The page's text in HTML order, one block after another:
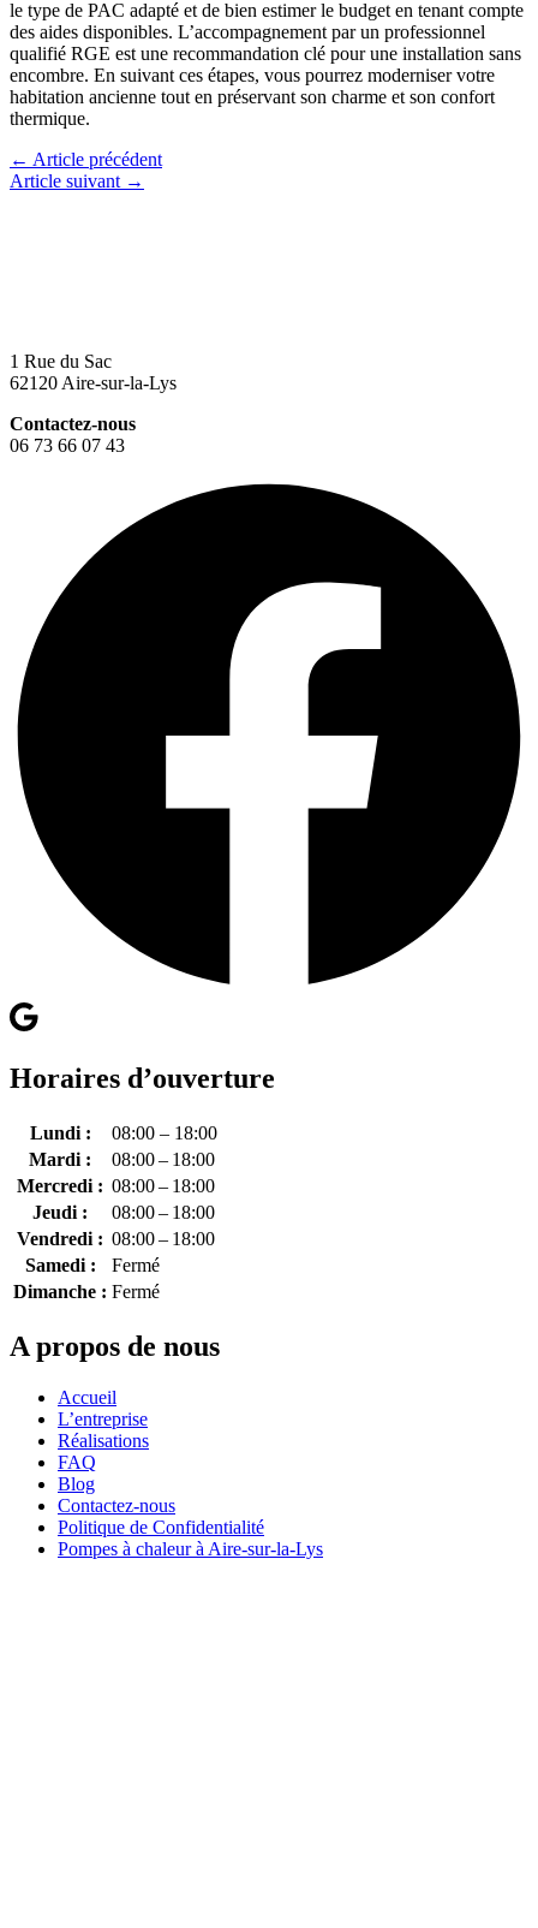
le type de PAC adapté et de bien estimer le budget en tenant compte
des aides disponibles. L’accompagnement par un professionnel
qualifié RGE est une recommandation clé pour une installation sans
encombre. En suivant ces étapes, vous pourrez moderniser votre
habitation ancienne tout en préservant son charme et son confort
thermique.
← Article précédent
Article suivant →
1 Rue du Sac
62120 Aire-sur-la-Lys
Contactez-nous
06 73 66 07 43
Horaires d’ouverture
Lundi :
08:00 – 18:00
Mardi :
08:00 – 18:00
Mercredi : 08:00 – 18:00
Jeudi :
08:00 – 18:00
Vendredi : 08:00 – 18:00
Samedi :
Fermé
Dimanche : Fermé
A propos de nous
Accueil
L’entreprise
Réalisations
FAQ
Blog
Contactez-nous
Politique de Confidentialité
Pompes à chaleur à Aire-sur-la-Lys